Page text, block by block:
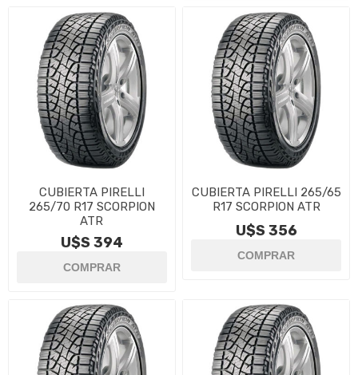
CUBIERTA PIRELLI
265/70 R17 SCORPION
ATR
U$S 394
CUBIERTA PIRELLI 265/65
R17 SCORPION ATR
U$S 356